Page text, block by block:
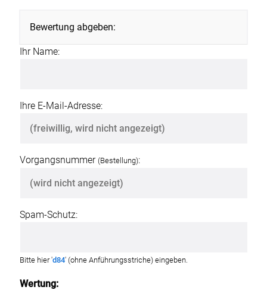
Bewertung abgeben:
Wertung:
Ihr Name:
Ihre E-Mail-Adresse:
Vorgangsnummer (Bestellung):
Spam-Schutz:
Bitte hier 'd84' (ohne Anführungsstriche) eingeben.